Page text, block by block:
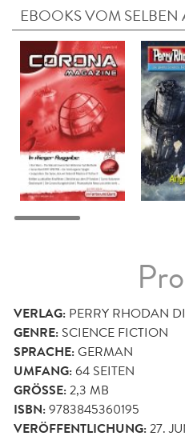
EBOOKS VOM SELBEN
VERLAG: PERRY RHODAN
GENRE: SCIENCE FICTION
SPRACHE:GERMAN
UMFANG:64 SEITEN
GRÖSSE: 2,3 MB
ISBN:9783845360195
VERÖFFENTLICHUNG:27.